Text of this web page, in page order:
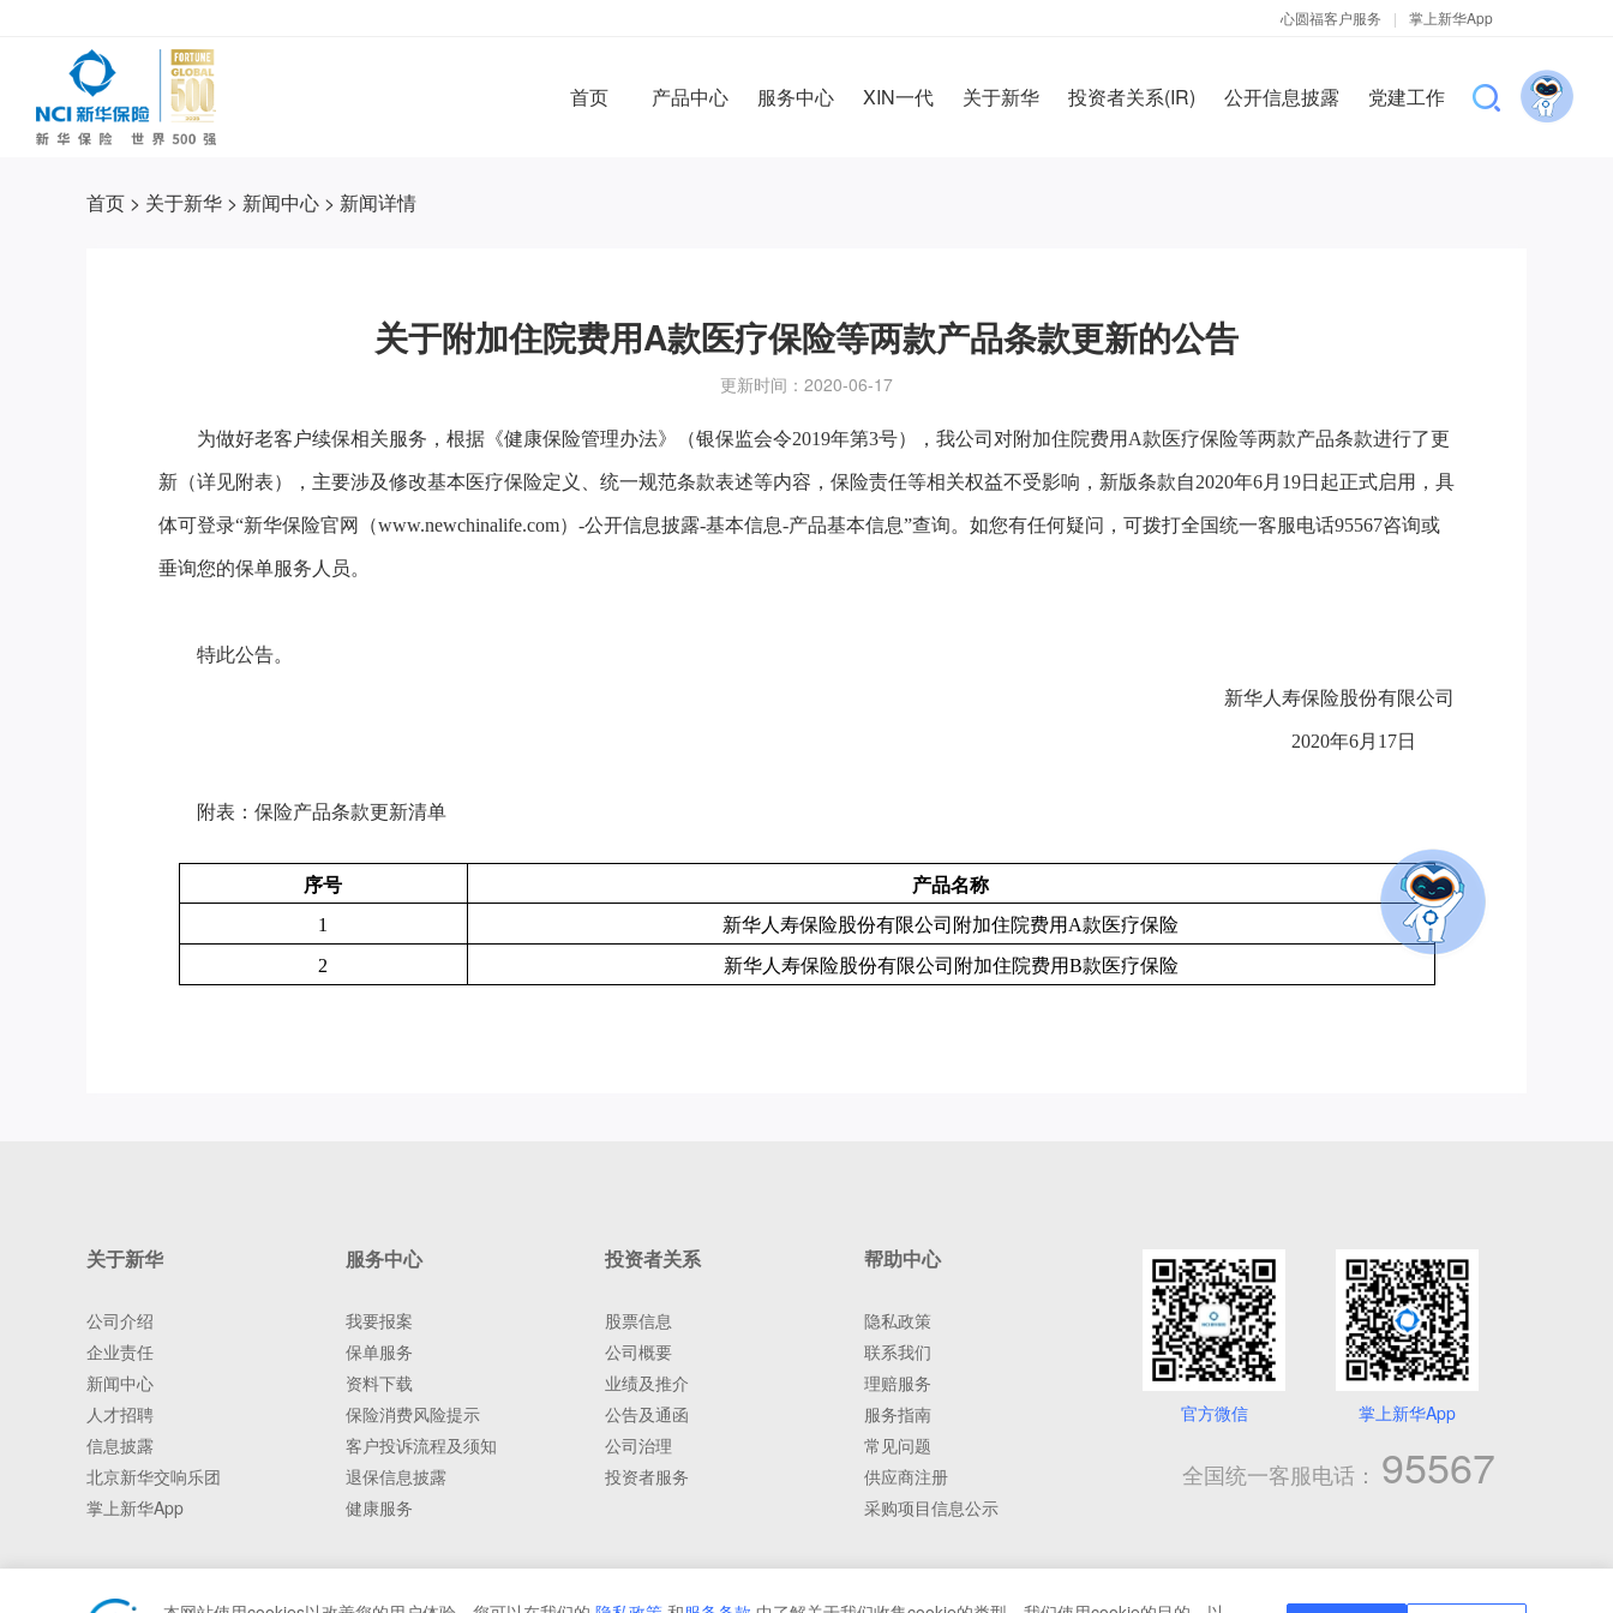
心圆福客户服务 | 掌上新华App
首页 产品中心 服务中心 XIN一代 关于新华 投资者关系(IR) 公开信息披露 党建工作
首页 > 关于新华 > 新闻中心 > 新闻详情
关于附加住院费用A款医疗保险等两款产品条款更新的公告
更新时间：2020-06-17
为做好老客户续保相关服务，根据《健康保险管理办法》（银保监会令2019年第3号），我公司对附加住院费用A款医疗保险等两款产品条款进行了更
新（详见附表），主要涉及修改基本医疗保险定义、统一规范条款表述等内容，保险责任等相关权益不受影响，新版条款自2020年6月19日起正式启用，具
体可登录“新华保险官网（www.newchinalife.com）-公开信息披露-基本信息-产品基本信息”查询。如您有任何疑问，可拨打全国统一客服电话95567咨询或
垂询您的保单服务人员。
特此公告。
新华人寿保险股份有限公司
2020年6月17日
附表：保险产品条款更新清单
序号 产品名称
1
新华人寿保险股份有限公司附加住院费用A款医疗保险
2
新华人寿保险股份有限公司附加住院费用B款医疗保险
官方微信 掌上新华App
全国统一客服电话： 95567
关于新华
公司介绍
企业责任
新闻中心
人才招聘
信息披露
北京新华交响乐团
掌上新华App
服务中心
我要报案
保单服务
资料下载
保险消费风险提示
客户投诉流程及须知
退保信息披露
健康服务
投资者关系
股票信息
公司概要
业绩及推介
公告及通函
公司治理
投资者服务
帮助中心
隐私政策
联系我们
理赔服务
服务指南
常见问题
供应商注册
采购项目信息公示